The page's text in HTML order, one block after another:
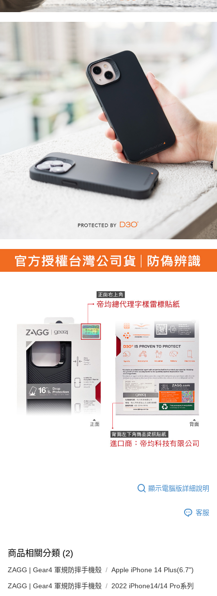
顯示電腦版詳細說明
客服
商品相關分類 (2)
ZAGG | Gear4 軍規防摔手機殼 Apple iPhone 14 Plus(6.7")
ZAGG | Gear4 軍規防摔手機殼 2022 iPhone14/14 Pro系列